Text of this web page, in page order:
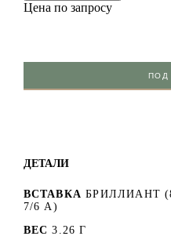
Цена по запросу
ПОД
ДЕТАЛИ
ВСТАВКА БРИЛЛИАНТ
7/6 А)
ВЕС 3.26 Г